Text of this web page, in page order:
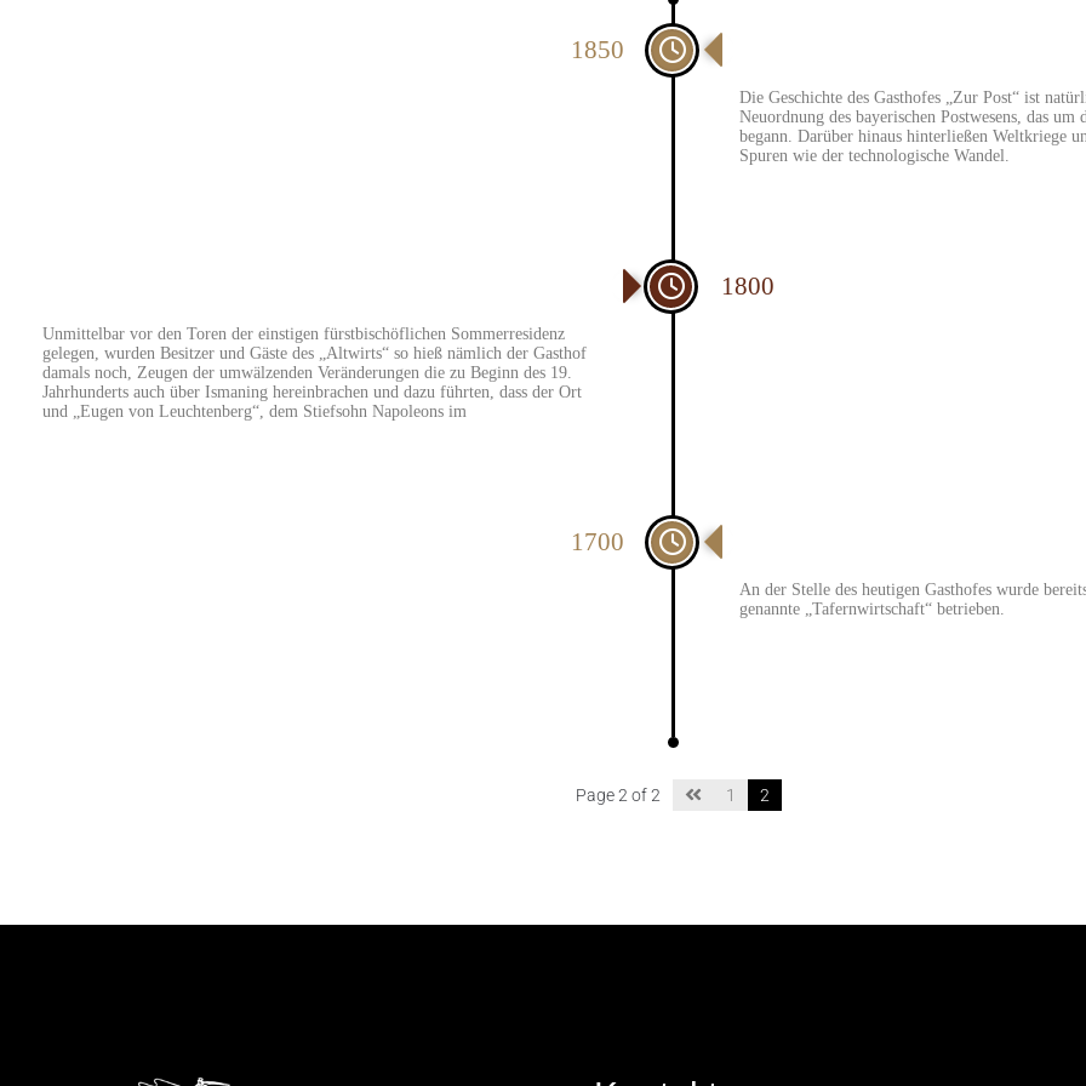
1850
Die Geschichte des Gasthofes „Zur Post“ ist
Neuordnung des bayerischen Postwesens, das
begann. Darüber hinaus hinterließen Weltkriege
Spuren wie der technologische Wandel.
1800
Unmittelbar vor den Toren der einstigen fürstbischöflichen Sommerresidenz
gelegen, wurden Besitzer und Gäste des „Altwirts“ so hieß nämlich der Gasthof
damals noch, Zeugen der umwälzenden Veränderungen die zu Beginn des 19.
Jahrhunderts auch über Ismaning hereinbrachen und dazu führten, dass der Ort
und „Eugen von Leuchtenberg“, dem Stiefsohn Napoleons im
1700
An der Stelle des heutigen Gasthofes wurde
genannte „Tafernwirtschaft“ betrieben.
Page 2 of 2 1 2